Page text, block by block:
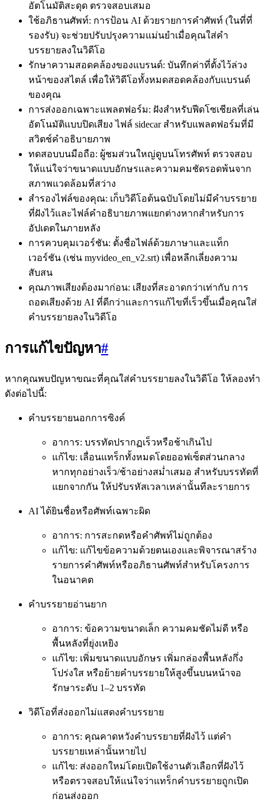
อัตโนมัติสะดุด ตรวจสอบเสมอ
ใช้อภิธานศัพท์: การป้อน AI ด้วยรายการคำศัพท์ (ในที่ที่
รองรับ) จะช่วยปรับปรุงความแม่นยำเมื่อคุณใส่คำ
บรรยายลงในวิดีโอ
รักษาความสอดคล้องของแบรนด์: บันทึกค่าที่ตั้งไว้ล่วง
หน้าของสไตล์ เพื่อให้วิดีโอทั้งหมดสอดคล้องกับแบรนด์
ของคุณ
การส่งออกเฉพาะแพลตฟอร์ม: ฝังสำหรับฟีดโซเชียลที่เล่น
อัตโนมัติแบบปิดเสียง ไฟล์ sidecar สำหรับแพลตฟอร์มที่มี
สวิตช์คำอธิบายภาพ
ทดสอบบนมือถือ: ผู้ชมส่วนใหญ่ดูบนโทรศัพท์ ตรวจสอบ
ให้แน่ใจว่าขนาดแบบอักษรและความคมชัดรอดพ้นจาก
สภาพแวดล้อมที่สว่าง
สำรองไฟล์ของคุณ: เก็บวิดีโอต้นฉบับโดยไม่มีคำบรรยาย
ที่ฝังไว้และไฟล์คำอธิบายภาพแยกต่างหากสำหรับการ
อัปเดตในภายหลัง
การควบคุมเวอร์ชัน: ตั้งชื่อไฟล์ด้วยภาษาและแท็ก
เวอร์ชัน (เช่น myvideo_en_v2.srt) เพื่อหลีกเลี่ยงความ
สับสน
คุณภาพเสียงต้องมาก่อน: เสียงที่สะอาดกว่าเท่ากับ การ
ถอดเสียงด้วย AI ที่ดีกว่าและการแก้ไขที่เร็วขึ้นเมื่อคุณใส่
คำบรรยายลงในวิดีโอ
การแก้ไขปัญหา#
หากคุณพบปัญหาขณะที่คุณใส่คำบรรยายลงในวิดีโอ ให้ลองทำ
ดังต่อไปนี้:
คำบรรยายนอกการซิงค์
อาการ: บรรทัดปรากฏเร็วหรือช้าเกินไป
แก้ไข: เลื่อนแทร็กทั้งหมดโดยออฟเซ็ตส่วนกลาง
หากทุกอย่างเร็ว/ช้าอย่างสม่ำเสมอ สำหรับบรรทัดที่
แยกจากกัน ให้ปรับรหัสเวลาเหล่านั้นทีละรายการ
AI ได้ยินชื่อหรือศัพท์เฉพาะผิด
อาการ: การสะกดหรือคำศัพท์ไม่ถูกต้อง
แก้ไข: แก้ไขข้อความด้วยตนเองและพิจารณาสร้าง
รายการคำศัพท์หรืออภิธานศัพท์สำหรับโครงการ
ในอนาคต
คำบรรยายอ่านยาก
อาการ: ข้อความขนาดเล็ก ความคมชัดไม่ดี หรือ
พื้นหลังที่ยุ่งเหยิง
แก้ไข: เพิ่มขนาดแบบอักษร เพิ่มกล่องพื้นหลังกึ่ง
โปร่งใส หรือย้ายคำบรรยายให้สูงขึ้นบนหน้าจอ
รักษาระดับ 1–2 บรรทัด
วิดีโอที่ส่งออกไม่แสดงคำบรรยาย
อาการ: คุณคาดหวังคำบรรยายที่ฝังไว้ แต่คำ
บรรยายเหล่านั้นหายไป
แก้ไข: ส่งออกใหม่โดยเปิดใช้งานตัวเลือกที่ฝังไว้
หรือตรวจสอบให้แน่ใจว่าแทร็กคำบรรยายถูกเปิด
ก่อนส่งออก